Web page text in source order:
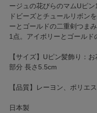
ージュの花びらのマムUピ
ドビーズとチュールリボン
ーとゴールドの二重剣つま
1点。アイボリーとゴールド
【サイズ】Uピン髪飾り：
部分 長さ5.5cm
【品質】レーヨン、ポリエ
日本製